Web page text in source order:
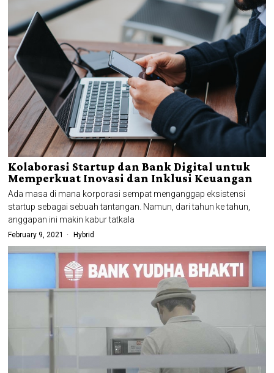
Kolaborasi Startup dan Bank Digital untuk
Memperkuat Inovasi dan Inklusi Keuangan
Ada masa di mana korporasi sempat menganggap eksistensi
startup sebagai sebuah tantangan. Namun, dari tahun ke tahun,
anggapan ini makin kabur tatkala
February 9, 2021 Hybrid